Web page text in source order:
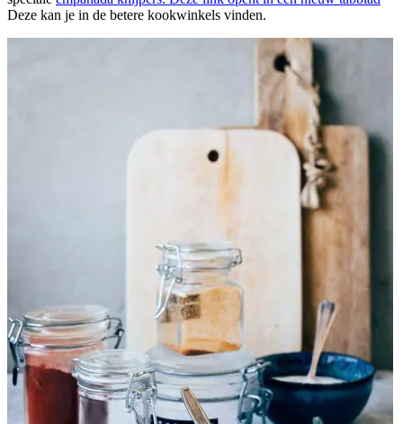
Deze kan je in de betere kookwinkels vinden.